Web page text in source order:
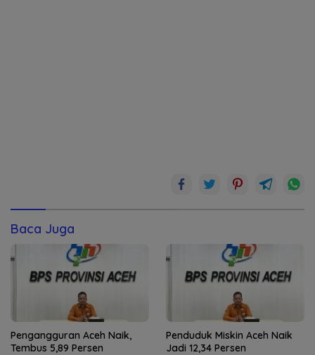
Baca Juga
Pengangguran Aceh Naik,
Tembus 5,89 Persen
Penduduk Miskin Aceh Naik
Jadi 12,34 Persen